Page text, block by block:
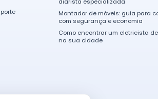
Montador de móveis: guia para
com segurança e economia
Como encontrar um eletricista
na sua cidade